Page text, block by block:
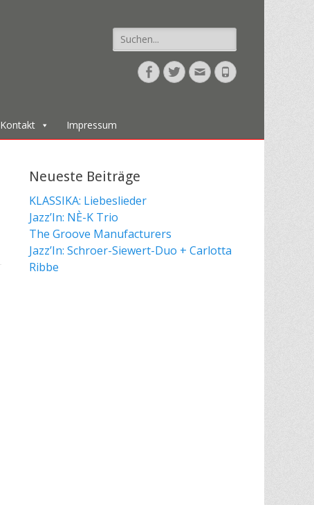
Suche
nach:
Facebook
Twitter
E-
Mail
Telefon
Kontakt Impressum
Neueste Beiträge
KLASSIKA: Liebeslieder
Jazz’In: NÈ-K Trio
The Groove Manufacturers
Jazz’In: Schroer-Siewert-Duo + Carlotta
Ribbe